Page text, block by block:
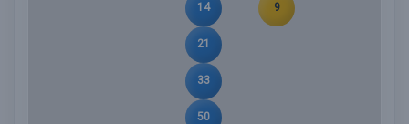
14
21
33
50
9